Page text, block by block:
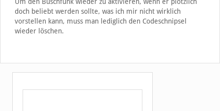
doch beliebt werden sollte, was ich mir nicht wirklich
vorstellen kann, muss man lediglich den Codeschnipsel
wieder löschen.